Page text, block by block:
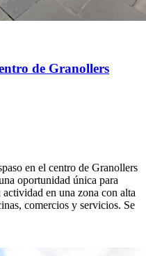
de Granollers
en el centro de Granollers
oportunidad única para
en una zona con alta
comercios y servicios. Se